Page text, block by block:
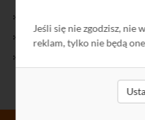
Jeśli się nie zgodzisz, nie
reklam, tylko nie będą
Polityka Prywatności